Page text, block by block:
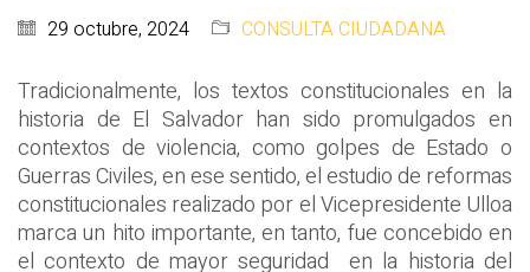
29 octubre, 2024 CONSULTA CIUDADANA
Tradicionalmente, los textos constitucionales en la
historia de El Salvador han sido promulgados en
contextos de violencia, como golpes de Estado o
Guerras Civiles, en ese sentido, el estudio de reformas
constitucionales realizado por el Vicepresidente Ulloa
marca un hito importante, en tanto, fue concebido en
el contexto de mayor seguridad en la historia del